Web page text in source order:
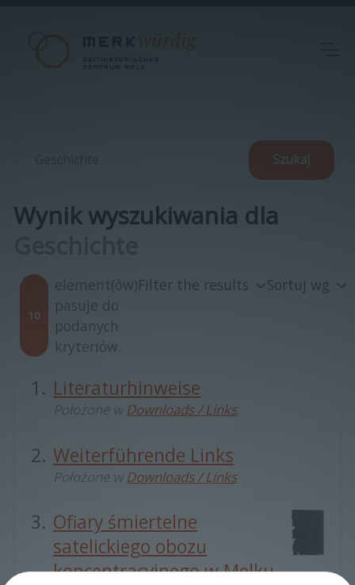
Wynik wyszukiwania dla
10
element(ów)
pasuje do
podanych
kryteriów.
Filter the results Sortuj wg
Literaturhinweise
Położone w Downloads / Links
Weiterführende Links
Położone w Downloads / Links
Ofiary śmiertelne
satelickiego obozu
koncentracyjnego w Melku